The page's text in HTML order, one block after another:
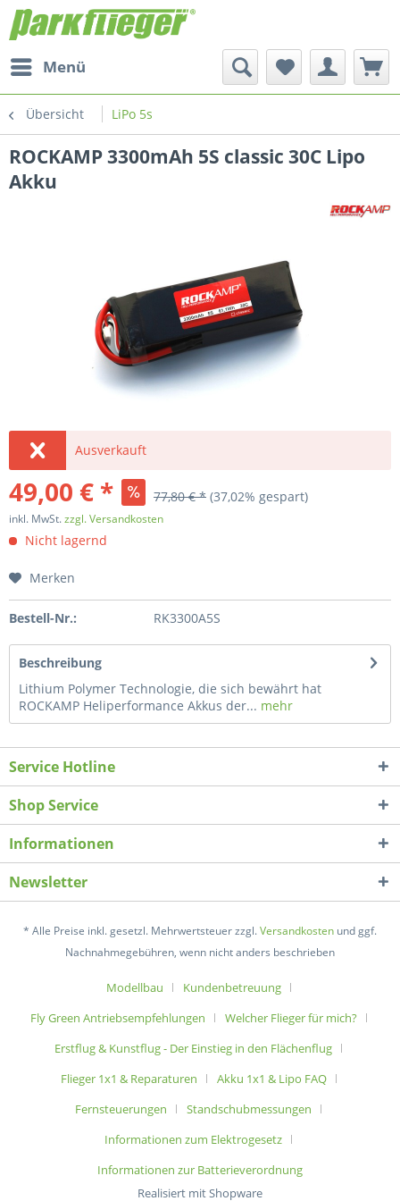
Menü
Übersicht LiPo 5s
ROCKAMP 3300mAh 5S classic 30C Lipo
Akku
Ausverkauft
49,00 € * 77,80 € * (37,02% gespart)
inkl. MwSt.zzgl. Versandkosten
Nicht lagernd
Merken
Bestell-Nr.: RK3300A5S
Beschreibung
Lithium Polymer Technologie, die sich bewährt hat
ROCKAMP Heliperformance Akkus der... mehr
Service Hotline
Shop Service
Informationen
Newsletter
* Alle Preise inkl. gesetzl. Mehrwertsteuer zzgl.Versandkosten und ggf.
Nachnahmegebühren, wenn nicht anders beschrieben
Modellbau
Kundenbetreuung
Fly Green Antriebsempfehlungen
Welcher Flieger für mich?
Erstflug & Kunstflug - Der Einstieg in den Flächenflug
Flieger 1x1 & Reparaturen
Akku 1x1 & Lipo FAQ
Fernsteuerungen
Standschubmessungen
Informationen zum Elektrogesetz
Informationen zur Batterieverordnung
Realisiert mit Shopware